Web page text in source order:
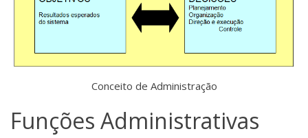
Conceito de Administração
Funções Administrativas